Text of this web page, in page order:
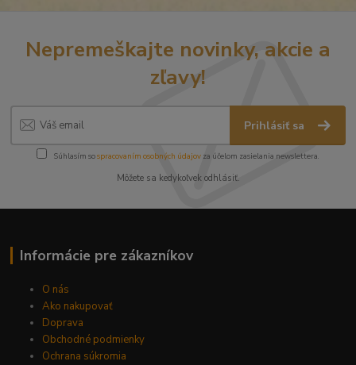
Nepremeškajte novinky, akcie a
zľavy!
Prihlásiť sa
Súhlasím sospracovaním osobných údajov za účelom zasielania newslettera.
Môžete sa kedykoľvek odhlásiť.
Informácie pre zákazníkov
O nás
Ako nakupovať
Doprava
Obchodné podmienky
Ochrana súkromia